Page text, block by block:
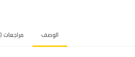
الوصف مراجعات (2)